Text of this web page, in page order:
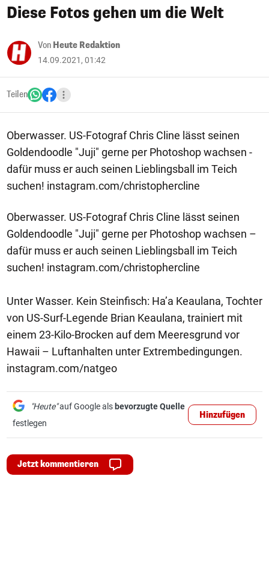
Diese Fotos gehen um die Welt
Von Heute Redaktion
14.09.2021, 01:42
Teilen
Oberwasser. US-Fotograf Chris Cline lässt seinen
Goldendoodle "Juji" gerne per Photoshop wachsen -
dafür muss er auch seinen Lieblingsball im Teich
suchen! instagram.com/christophercline
Oberwasser. US-Fotograf Chris Cline lässt seinen
Goldendoodle "Juji" gerne per Photoshop wachsen –
dafür muss er auch seinen Lieblingsball im Teich
suchen! instagram.com/christophercline
Unter Wasser. Kein Steinfisch: Ha’a Keaulana, Tochter
von US-Surf-Legende Brian Keaulana, trainiert mit
einem 23-Kilo-Brocken auf dem Meeresgrund vor
Hawaii – Luftanhalten unter Extrembedingungen.
instagram.com/natgeo
"Heute"auf Google als bevorzugte Quelle
festlegen
Hinzufügen
Jetzt kommentieren